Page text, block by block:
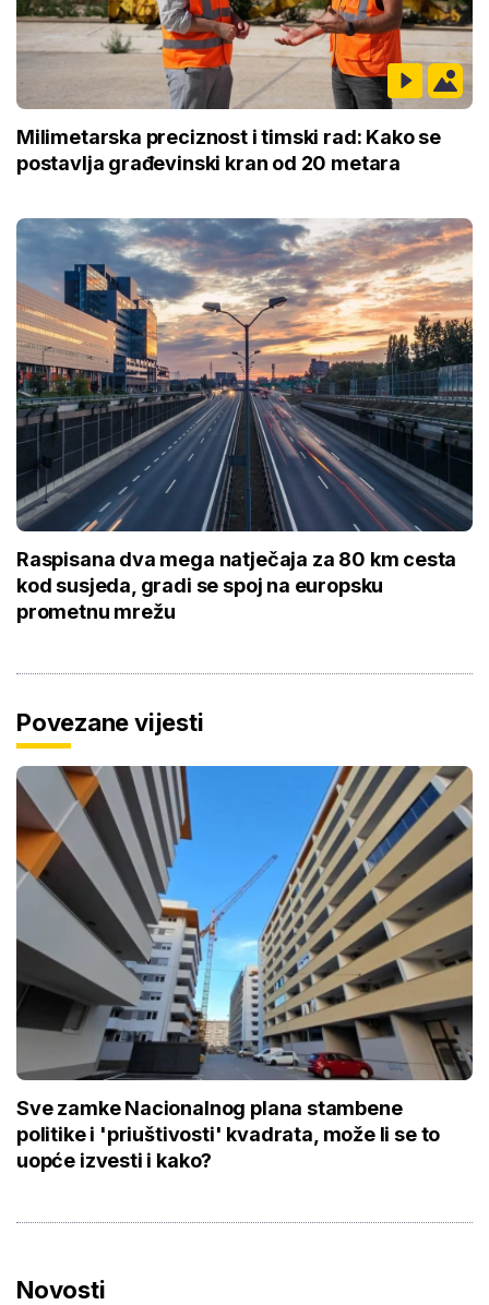
Milimetarska preciznost i timski rad: Kako se
postavlja građevinski kran od 20 metara
Raspisana dva mega natječaja za 80 km cesta
kod susjeda, gradi se spoj na europsku
prometnu mrežu
Povezane vijesti
Sve zamke Nacionalnog plana stambene
politike i 'priuštivosti' kvadrata, može li se to
uopće izvesti i kako?
Novosti